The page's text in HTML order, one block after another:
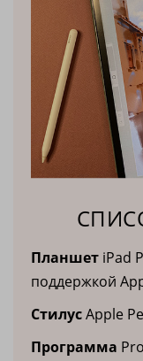
Планшет iPad
поддержкой
СтилуcApple
Программа